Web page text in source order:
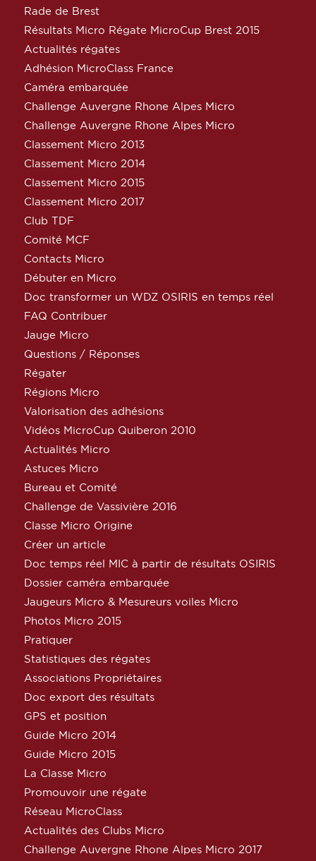
Rade de Brest
Résultats Micro Régate MicroCup Brest 2015
Actualités régates
Adhésion MicroClass France
Caméra embarquée
Challenge Auvergne Rhone Alpes Micro
Challenge Auvergne Rhone Alpes Micro
Classement Micro 2013
Classement Micro 2014
Classement Micro 2015
Classement Micro 2017
Club TDF
Comité MCF
Contacts Micro
Débuter en Micro
Doc transformer un WDZ OSIRIS en temps réel
FAQ Contribuer
Jauge Micro
Questions / Réponses
Régater
Régions Micro
Valorisation des adhésions
Vidéos MicroCup Quiberon 2010
Actualités Micro
Astuces Micro
Bureau et Comité
Challenge de Vassivière 2016
Classe Micro Origine
Créer un article
Doc temps réel MIC à partir de résultats OSIRIS
Dossier caméra embarquée
Jaugeurs Micro & Mesureurs voiles Micro
Photos Micro 2015
Pratiquer
Statistiques des régates
Associations Propriétaires
Doc export des résultats
GPS et position
Guide Micro 2014
Guide Micro 2015
La Classe Micro
Promouvoir une régate
Réseau MicroClass
Actualités des Clubs Micro
Challenge Auvergne Rhone Alpes Micro 2017